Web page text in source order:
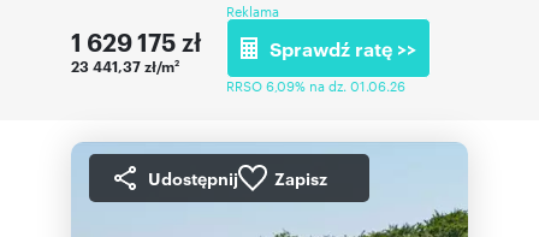
1 629 175 zł
23 441,37 zł/m2
Reklama
Sprawdź ratę >>
RRSO 6,09% na dz. 01.06.26
Udostępnij Zapisz